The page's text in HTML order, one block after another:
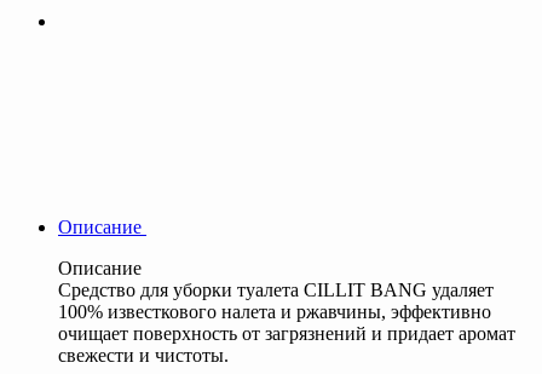
Описание
Описание
Средство для уборки туалета CILLIT BANG удаляет
100% известкового налета и ржавчины, эффективно
очищает поверхность от загрязнений и придает аромат
свежести и чистоты.